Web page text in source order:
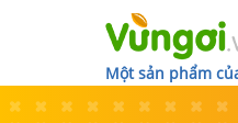
Một sản phẩm